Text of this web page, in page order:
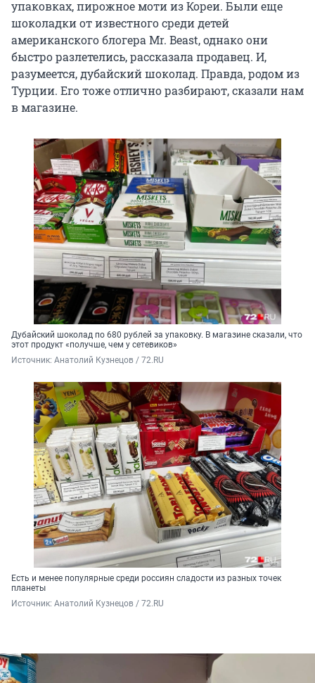
упаковках, пирожное моти из Кореи. Были еще
шоколадки от известного среди детей
американского блогера Mr. Beast, однако они
быстро разлетелись, рассказала продавец. И,
разумеется, дубайский шоколад. Правда, родом из
Турции. Его тоже отлично разбирают, сказали нам
в магазине.
Дубайский шоколад по 680 рублей за упаковку. В магазине сказали, что
этот продукт «получше, чем у сетевиков»
Источник: Анатолий Кузнецов / 72.RU
Есть и менее популярные среди россиян сладости из разных точек
планеты
Источник: Анатолий Кузнецов / 72.RU